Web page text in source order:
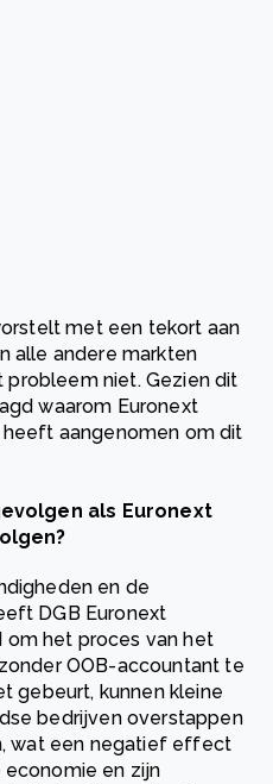
met een tekort aan
alle andere markten
probleem niet. Gezien dit
waarom Euronext
heeft aangenomen om dit
als Euronext
en de
DGB Euronext
het proces van het
OOB-accountant te
gebeurt, kunnen kleine
bedrijven overstappen
wat een negatief effect
en zijn